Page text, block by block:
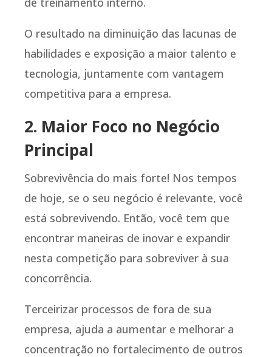
O resultado na diminuição das lacunas de
habilidades e exposição a maior talento e
tecnologia, juntamente com vantagem
competitiva para a empresa.
2. Maior Foco no Negócio
Principal
Sobrevivência do mais forte! Nos tempos
de hoje, se o seu negócio é relevante, você
está sobrevivendo. Então, você tem que
encontrar maneiras de inovar e expandir
nesta competição para sobreviver à sua
concorrência.
Terceirizar processos de fora de sua
empresa, ajuda a aumentar e melhorar a
concentração no fortalecimento de outros